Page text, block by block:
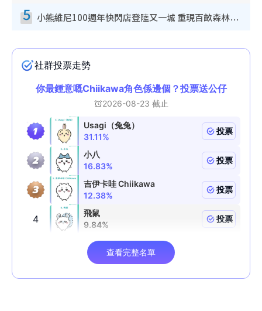
5 小熊維尼100週年快閃店登陸又一城 重現百畝森林經典場景／獨家限定盲盒登場／專屬DIY香水